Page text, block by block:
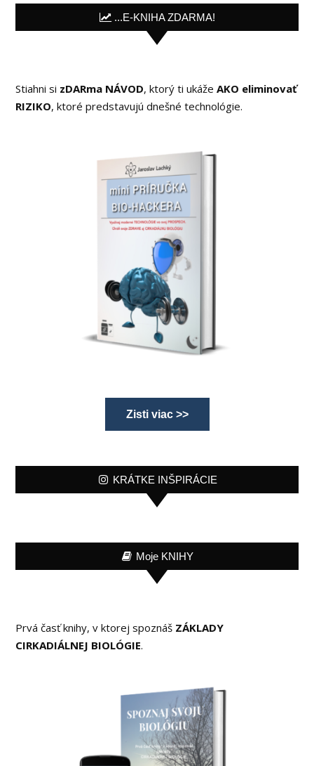
...E-KNIHA ZDARMA!
Stiahni si zDARma NÁVOD, ktorý ti ukážeAKO eliminovať
RIZIKO, ktoré predstavujú dnešné technológie.
Zisti viac >>
KRÁTKE INŠPIRÁCIE
Moje KNIHY
Prvá časť knihy, v ktorej spoznáš ZÁKLADY
CIRKADIÁLNEJ BIOLÓGIE.